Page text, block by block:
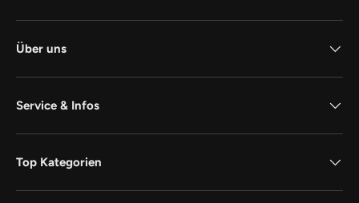
Über uns
Service & Infos
Top Kategorien